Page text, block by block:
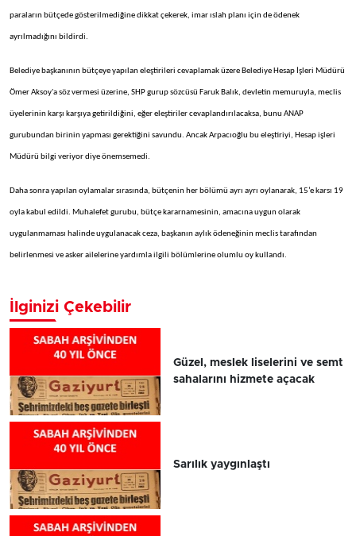
paraların bütçede gösterilmediğine dikkat çekerek, imar ıslah planı için de ödenek
ayrılmadığını bildirdi.
Belediye başkanının bütçeye yapılan eleştirileri cevaplamak üzere Belediye Hesap İşleri Müdürü
Ömer Aksoy'a söz vermesi üzerine, SHP gurup sözcüsü Faruk Balık, devletin memuruyla, meclis
üyelerinin karşı karşıya getirildiğini, eğer eleştiriler cevaplandırılacaksa, bunu ANAP
gurubundan birinin yapması gerektiğini savundu. Ancak Arpacıoğlu bu eleştiriyi, Hesap işleri
Müdürü bilgi veriyor diye önemsemedi.
Daha sonra yapılan oylamalar sırasında, bütçenin her bölümü ayrı ayrı oylanarak, 15’e karsı 19
oyla kabul edildi. Muhalefet gurubu, bütçe kararnamesinin, amacına uygun olarak
uygulanmaması halinde uygulanacak ceza, başkanın aylık ödeneğinin meclis tarafından
belirlenmesi ve asker ailelerine yardımla ilgili bölümlerine olumlu oy kullandı.
İlginizi Çekebilir
Güzel, meslek liselerini ve semt
sahalarını hizmete açacak
Sarılık yaygınlaştı